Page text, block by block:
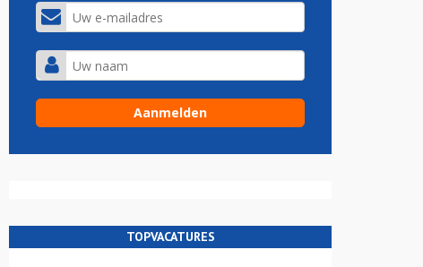
TOPVACATURES